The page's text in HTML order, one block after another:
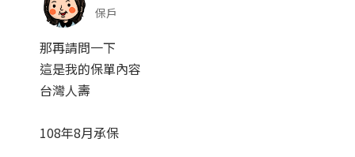
保戶
那再請問一下
這是我的保單內容
台灣人壽
108年8月承保